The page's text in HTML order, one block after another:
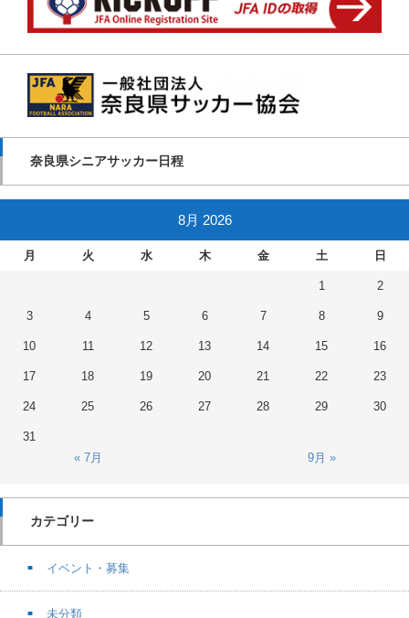
奈良県シニアサッカー日程
8月 2026
月 火 水 木 金 土 日
1 2
3 4 5 6 7 8 9
10 11 12 13 14 15 16
17 18 19 20 21 22 23
24 25 26 27 28 29 30
31
« 7月
9月 »
カテゴリー
イベント・募集
未分類